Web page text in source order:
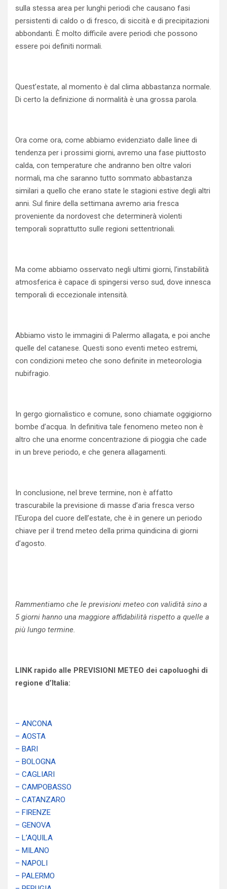
sulla stessa area per lunghi periodi che causano fasi
persistenti di caldo o di fresco, di siccità e di precipitazioni
abbondanti. È molto difficile avere periodi che possono
essere poi definiti normali.
Quest’estate, al momento è dal clima abbastanza normale.
Di certo la definizione di normalità è una grossa parola.
Ora come ora, come abbiamo evidenziato dalle linee di
tendenza per i prossimi giorni, avremo una fase piuttosto
calda, con temperature che andranno ben oltre valori
normali, ma che saranno tutto sommato abbastanza
similari a quello che erano state le stagioni estive degli altri
anni. Sul finire della settimana avremo aria fresca
proveniente da nordovest che determinerà violenti
temporali soprattutto sulle regioni settentrionali.
Ma come abbiamo osservato negli ultimi giorni, l’instabilità
atmosferica è capace di spingersi verso sud, dove innesca
temporali di eccezionale intensità.
Abbiamo visto le immagini di Palermo allagata, e poi anche
quelle del catanese. Questi sono eventi meteo estremi,
con condizioni meteo che sono definite in meteorologia
nubifragio.
In gergo giornalistico e comune, sono chiamate oggigiorno
bombe d’acqua. In definitiva tale fenomeno meteo non è
altro che una enorme concentrazione di pioggia che cade
in un breve periodo, e che genera allagamenti.
In conclusione, nel breve termine, non è affatto
trascurabile la previsione di masse d’aria fresca verso
l’Europa del cuore dell’estate, che è in genere un periodo
chiave per il trend meteo della prima quindicina di giorni
d’agosto.
Rammentiamo che le previsioni meteo con validità sino a
5 giorni hanno una maggiore affidabilità rispetto a quelle a
più lungo termine.
LINK rapido alle PREVISIONI METEO dei capoluoghi di
regione d’Italia:
– ANCONA
– AOSTA
– BARI
– BOLOGNA
– CAGLIARI
– CAMPOBASSO
– CATANZARO
– FIRENZE
– GENOVA
– L’AQUILA
– MILANO
– NAPOLI
– PALERMO